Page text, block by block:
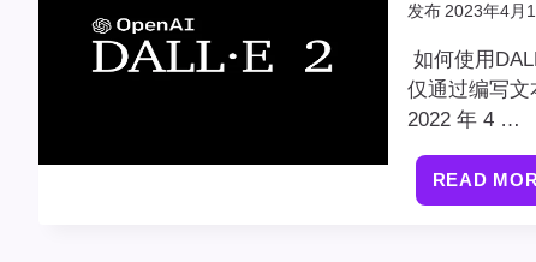
发布 2023年4月
如何使用
仅通过编写
2022 年 4 …
READ